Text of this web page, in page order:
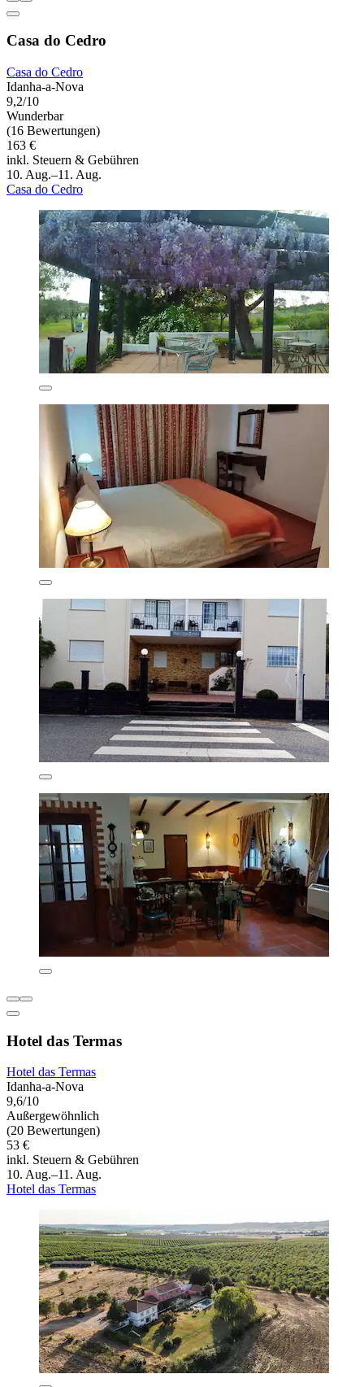
Casa do Cedro
Casa do Cedro
Idanha-a-Nova
9,2/10
Wunderbar
(16 Bewertungen)
163 €
inkl. Steuern & Gebühren
10. Aug.–11. Aug.
Casa do Cedro
Hotel das Termas
Hotel das Termas
Idanha-a-Nova
9,6/10
Außergewöhnlich
(20 Bewertungen)
53 €
inkl. Steuern & Gebühren
10. Aug.–11. Aug.
Hotel das Termas